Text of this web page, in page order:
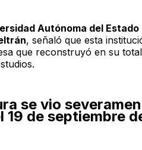
Autónoma del
, señaló que esta
que reconstruyó en su
se vio
de septiembre